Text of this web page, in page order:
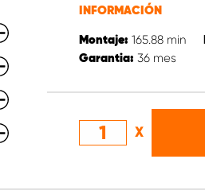
INFORMACIÓN
Montaje: 165.88 min
Garantia: 36 mes
X